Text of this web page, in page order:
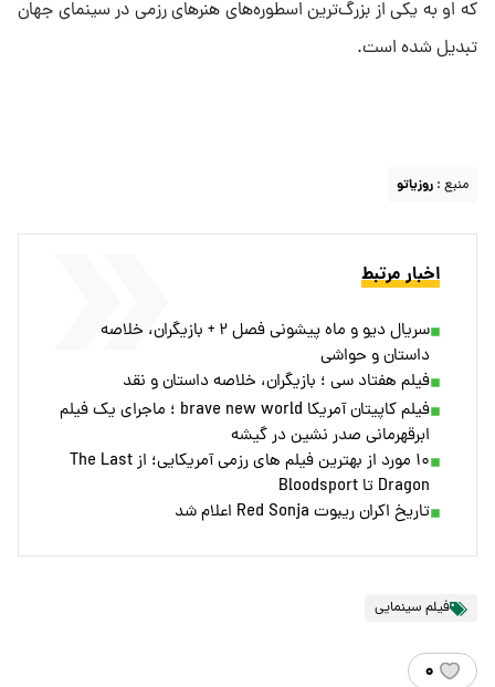
که او به یکی از بزرگ‌ترین اسطوره‌های هنرهای رزمی در سینمای جهان
تبدیل شده است.
منبع : روزیاتو
اخبار مرتبط
سریال دیو و ماه پیشونی فصل ۲ + بازیگران، خلاصه
داستان و حواشی
فیلم هفتاد سی ؛ بازیگران، خلاصه داستان و نقد
فیلم کاپیتان آمریکا brave new world ؛ ماجرای یک فیلم
ابرقهرمانی صدر نشین در گیشه
۱۰ مورد از بهترین فیلم های رزمی آمریکایی؛ از The Last
Dragon تا Bloodsport
تاریخ اکران ریبوت Red Sonja اعلام شد
فیلم سینمایی
۰